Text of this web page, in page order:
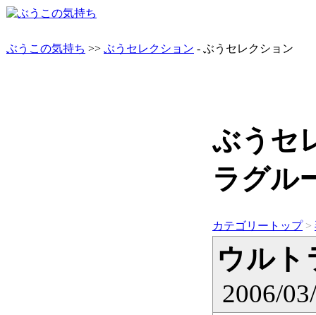
ぶうこの気持ち >> ぶうセレクション - ぶうセレクション
ぶうセ
ラグル
カテゴリートップ
ウルト
2006/